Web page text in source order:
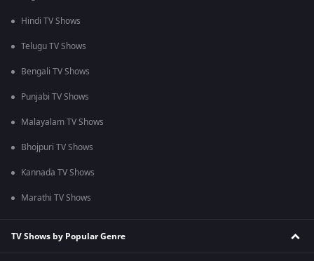
Hindi TV Shows
Telugu TV Shows
Bengali TV Shows
Punjabi TV Shows
Malayalam TV Shows
Bhojpuri TV Shows
Kannada TV Shows
Marathi TV Shows
TV Shows by Popular Genre